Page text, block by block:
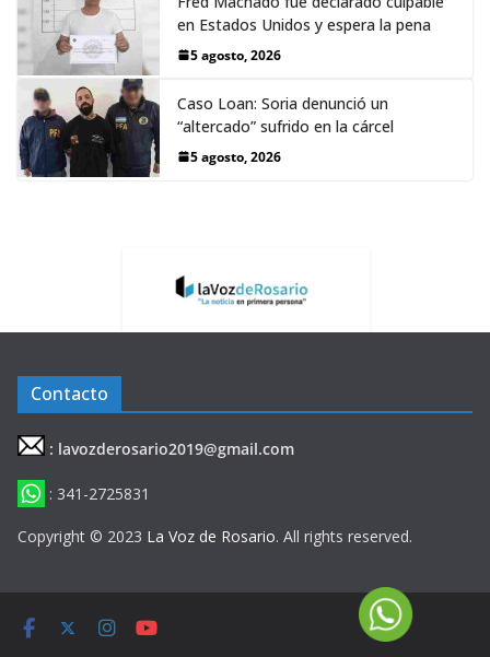
en Estados Unidos y espera la pena
5 agosto, 2026
Caso Loan: Soria denunció un
“altercado” sufrido en la cárcel
5 agosto, 2026
Contacto
: lavozderosario2019@gmail.com
: 341-2725831
Copyright © 2023 La Voz de Rosario. All rights reserved.